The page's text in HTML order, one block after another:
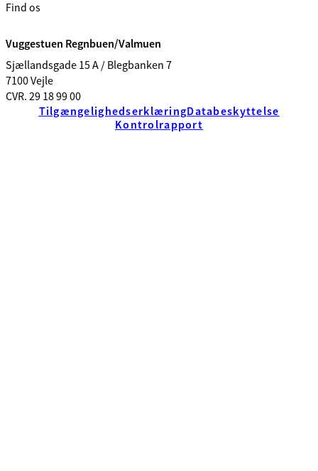
Find os
Vuggestuen Regnbuen/Valmuen
Sjællandsgade 15 A / Blegbanken 7
7100 Vejle
CVR. 29 18 99 00
TilgængelighedserklæringDatabeskyttelse
Kontrolrapport